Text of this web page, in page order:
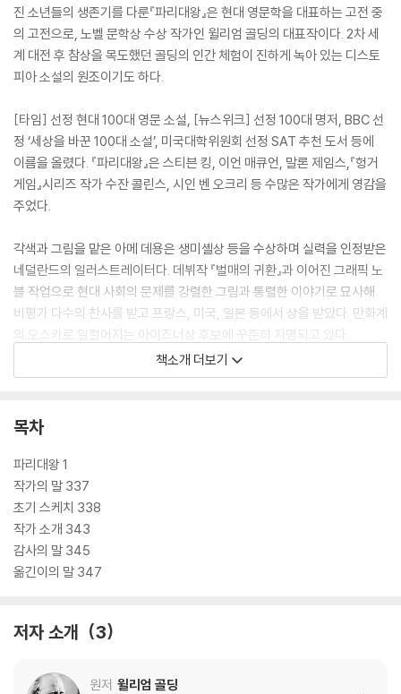
진 소년들의 생존기를 다룬『파리대왕』은 현대 영문학을 대표하는 고전 중
의 고전으로, 노벨 문학상 수상 작가인 윌리엄 골딩의 대표작이다. 2차 세
계 대전 후 참상을 목도했던 골딩의 인간 체험이 진하게 녹아 있는 디스토
피아 소설의 원조이기도 하다.
[타임] 선정 현대 100대 영문 소설, [뉴스위크] 선정 100대 명저, BBC 선
정 ‘세상을 바꾼 100대 소설’, 미국대학위원회 선정 SAT 추천 도서 등에
이름을 올렸다. 『파리대왕』은 스티븐 킹, 이언 매큐언, 말론 제임스,『헝거
게임』시리즈 작가 수잔 콜린스, 시인 벤 오크리 등 수많은 작가에게 영감을
주었다.
각색과 그림을 맡은 아메 데용은 생미셸상 등을 수상하며 실력을 인정받은
네덜란드의 일러스트레이터다. 데뷔작 『벌매의 귀환』과 이어진 그래픽 노
블 작업으로 현대 사회의 문제를 강렬한 그림과 통렬한 이야기로 묘사해
비평가 다수의 찬사를 받고 프랑스, 미국, 일본 등에서 상을 받았다. 만화계
의 오스카로 일컬어지는 아이즈너상 후보에 꾸준히 지명되고 있다.
데용은 『파리대왕: 그래픽 노블』속 모든 대사와 지문을 원작 텍스트에서
온전히 전할 수 있도록 한 것이다. 구성, 색채, 분위기 등을 통해 원작의 의
이 돋보인다. 수년간의 노력 끝에 손으로 직접 그린 펜 드로잉과 수채화 채
색 작업으로 완성해 낸 ‘어른 없는 세계’를 전체 컬러 페이지로 선보인다.
책소개 더보기
목차
파리대왕 1
작가의 말 337
초기 스케치 338
작가 소개 343
감사의 말 345
옮긴이의 말 347
저자 소개 3
원저 윌리엄 골딩